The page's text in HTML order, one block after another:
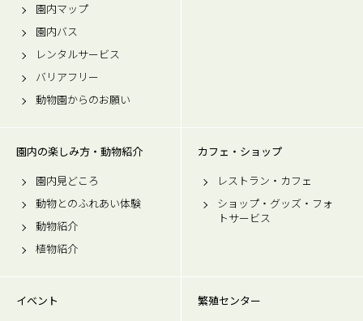
園内マップ
園内バス
レンタルサービス
バリアフリー
動物園からのお願い
園内の楽しみ方・動物紹介
園内見どころ
動物とのふれあい体験
動物紹介
植物紹介
カフェ・ショップ
レストラン・カフェ
ショップ・グッズ・フォ
トサービス
イベント
繁殖センター